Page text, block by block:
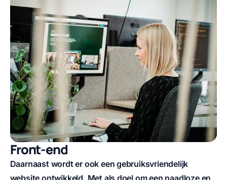
Front-end
Daarnaast wordt er ook een gebruiksvriendelijk
website ontwikkeld. Met als doel om een naadloze en